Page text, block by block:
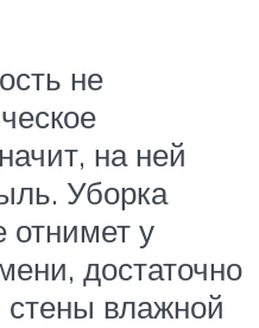
не
на ней
Уборка
отнимет у
достаточно
стены влажной